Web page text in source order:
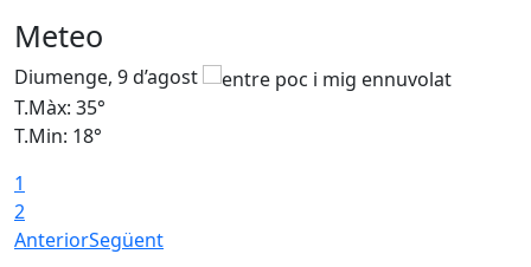
Meteo
Diumenge, 9 d’agost
T.Màx: 35°
T.Min: 18°
1
2
AnteriorSegüent